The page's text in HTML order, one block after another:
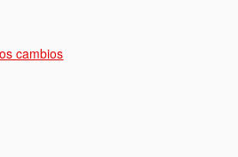
cambios